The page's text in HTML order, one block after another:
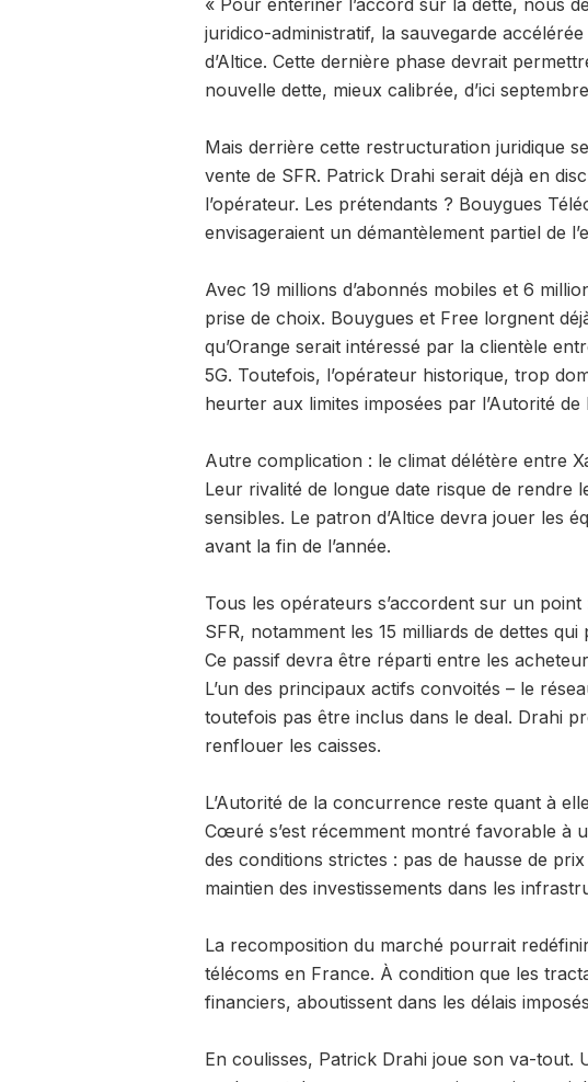
juridico-administratif, la sauvegarde
d’Altice. Cette dernière phase devrait
nouvelle dette, mieux calibrée, d’ici
Mais derrière cette restructuration juridique
vente de SFR. Patrick Drahi serait déjà en
l’opérateur. Les prétendants ? Bouygues
envisageraient un démantèlement partiel de
Avec 19 millions d’abonnés mobiles et 6
prise de choix. Bouygues et Free lorgnent
qu’Orange serait intéressé par la clientèle
5G. Toutefois, l’opérateur historique, trop
heurter aux limites imposées par l’Autorité
Autre complication : le climat délétère entre
Leur rivalité de longue date risque de rendre
sensibles. Le patron d’Altice devra jouer les
avant la fin de l’année.
Tous les opérateurs s’accordent sur un
SFR, notamment les 15 milliards de dettes
Ce passif devra être réparti entre les
L’un des principaux actifs convoités – le
toutefois pas être inclus dans le deal. Drahi
renflouer les caisses.
L’Autorité de la concurrence reste quant à
Cœuré s’est récemment montré favorable à
des conditions strictes : pas de hausse de
maintien des investissements dans les
La recomposition du marché pourrait
télécoms en France. À condition que les
financiers, aboutissent dans les délais
En coulisses, Patrick Drahi joue son va-tout.